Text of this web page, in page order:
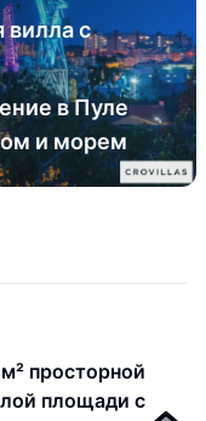
вилла с
в Пуле
и морем
просторной
площади с